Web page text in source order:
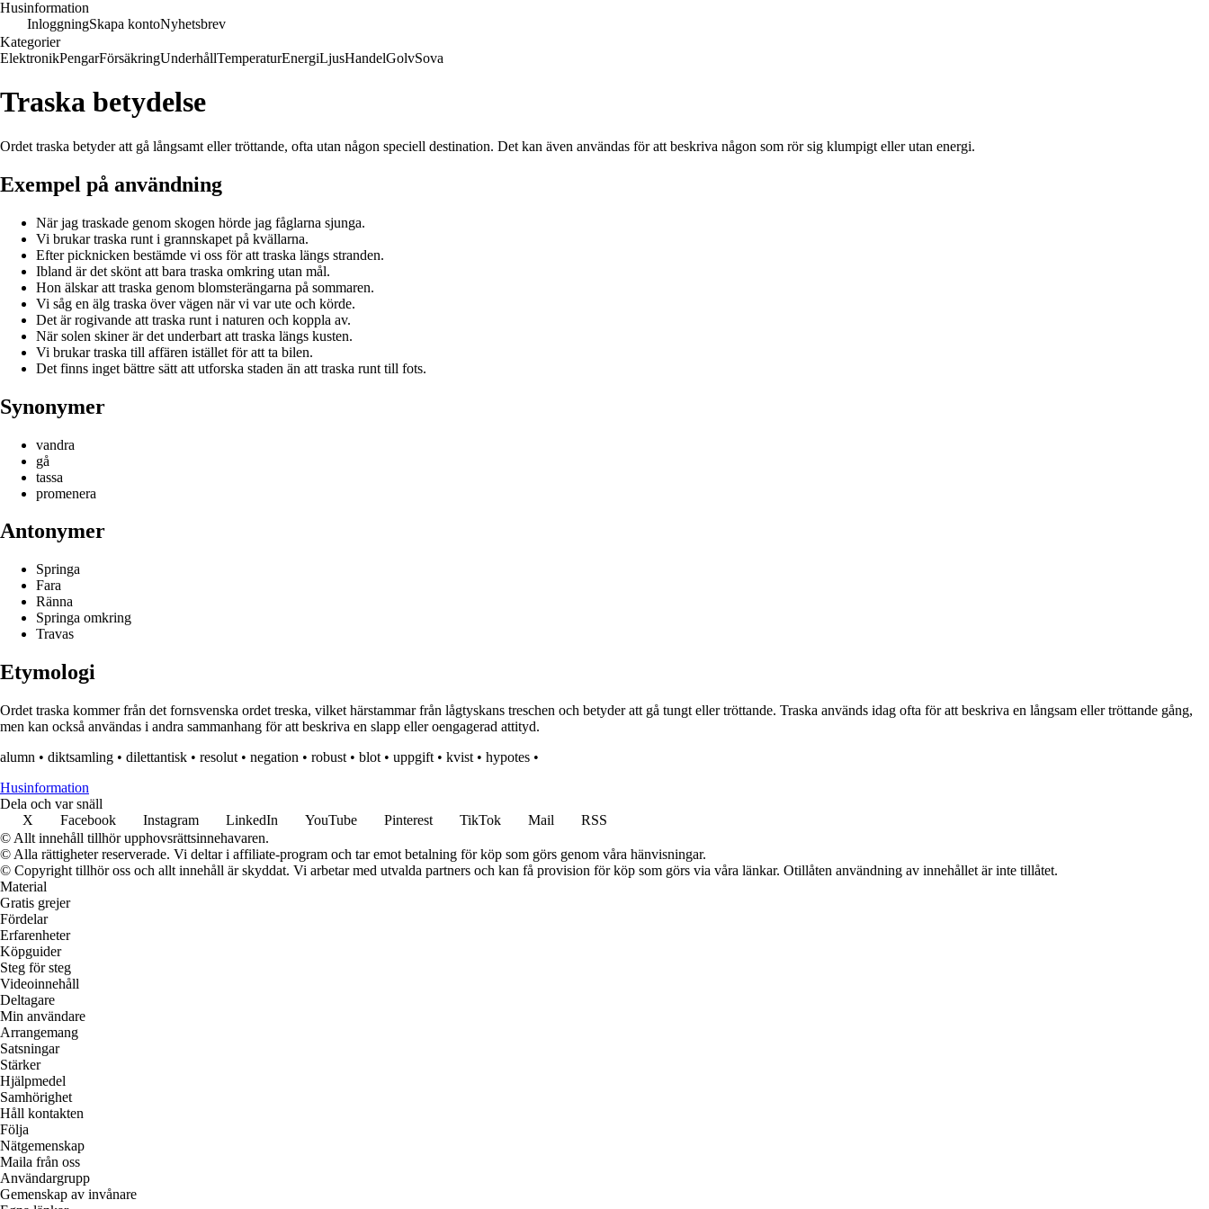
Husinformation
InloggningSkapa kontoNyhetsbrev
Kategorier
ElektronikPengarFörsäkringUnderhållTemperaturEnergiLjusHandelGolvSova
Traska betydelse
Ordet traska betyder att gå långsamt eller tröttande, ofta utan någon speciell destination. Det kan även användas för att beskriva någon som rör sig klumpigt eller utan energi.
Exempel på användning
När jag traskade genom skogen hörde jag fåglarna sjunga.
Vi brukar traska runt i grannskapet på kvällarna.
Efter picknicken bestämde vi oss för att traska längs stranden.
Ibland är det skönt att bara traska omkring utan mål.
Hon älskar att traska genom blomsterängarna på sommaren.
Vi såg en älg traska över vägen när vi var ute och körde.
Det är rogivande att traska runt i naturen och koppla av.
När solen skiner är det underbart att traska längs kusten.
Vi brukar traska till affären istället för att ta bilen.
Det finns inget bättre sätt att utforska staden än att traska runt till fots.
Synonymer
vandra
gå
tassa
promenera
Antonymer
Springa
Fara
Ränna
Springa omkring
Travas
Etymologi
Ordet traska kommer från det fornsvenska ordet treska, vilket härstammar från lågtyskans treschen och betyder att gå tungt eller tröttande. Traska används idag ofta för att beskriva en långsam eller tröttande gång,
men kan också användas i andra sammanhang för att beskriva en slapp eller oengagerad attityd.
alumn • diktsamling • dilettantisk • resolut • negation • robust • blot • uppgift • kvist • hypotes •
Husinformation
Dela och var snäll
X
Facebook Instagram LinkedIn YouTube Pinterest TikTok Mail
RSS
© Allt innehåll tillhör upphovsrättsinnehavaren.
© Alla rättigheter reserverade. Vi deltar i affiliate-program och tar emot betalning för köp som görs genom våra hänvisningar.
© Copyright tillhör oss och allt innehåll är skyddat. Vi arbetar med utvalda partners och kan få provision för köp som görs via våra länkar. Otillåten användning av innehållet är inte tillåtet.
Material
Gratis grejer
Fördelar
Erfarenheter
Köpguider
Steg för steg
Videoinnehåll
Deltagare
Min användare
Arrangemang
Satsningar
Stärker
Hjälpmedel
Samhörighet
Håll kontakten
Följa
Nätgemenskap
Maila från oss
Användargrupp
Gemenskap av invånare